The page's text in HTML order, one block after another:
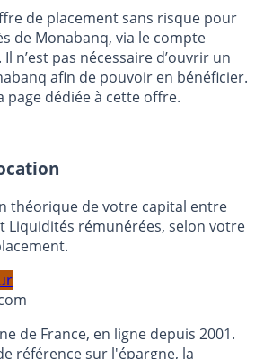
: 3% pendant 6 mois
de placement sans risque pour
de Monabanq, via le compte
n’est pas nécessaire d’ouvrir un
dédiée à cette offre.
théorique de votre capital entre